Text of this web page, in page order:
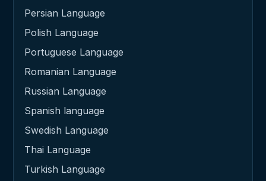
Persian Language
Polish Language
Portuguese Language
Romanian Language
Russian Language
Spanish language
Swedish Language
Thai Language
Turkish Language